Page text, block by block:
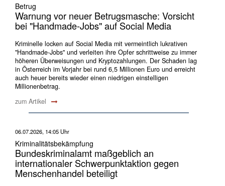
Betrug
Warnung vor neuer Betrugsmasche: Vorsicht
bei "Handmade-Jobs" auf Social Media
Kriminelle locken auf Social Media mit vermeintlich lukrativen
"Handmade-Jobs" und verleiten ihre Opfer schrittweise zu immer
höheren Überweisungen und Kryptozahlungen. Der Schaden lag
in Österreich im Vorjahr bei rund 6,5 Millionen Euro und erreicht
auch heuer bereits wieder einen niedrigen einstelligen
Millionenbetrag.
zum Artikel
06.07.2026, 14:05 Uhr
Kriminalitätsbekämpfung
Bundeskriminalamt maßgeblich an
internationaler Schwerpunktaktion gegen
Menschenhandel beteiligt